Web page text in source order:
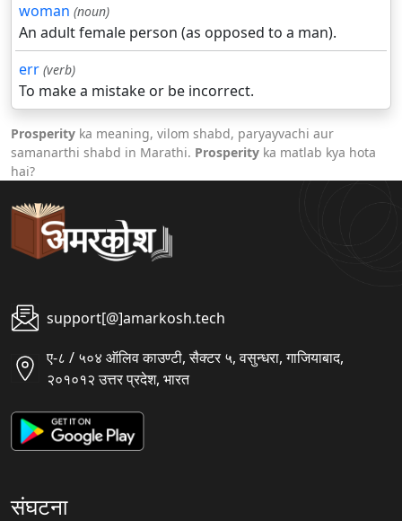
woman (noun)
An adult female person (as opposed to a man).
err (verb)
To make a mistake or be incorrect.
Prosperity ka meaning, vilom shabd, paryayvachi aur
samanarthi shabd in Marathi. Prosperity ka matlab kya hota
hai?
support[@]amarkosh.tech
ए-८ / ५०४ ऑलिव काउण्टी, सैक्टर ५, वसुन्धरा, गाजियाबाद,
२०१०१२ उत्तर प्रदेश, भारत
संघटना